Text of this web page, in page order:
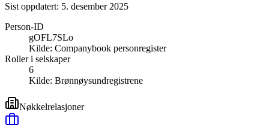
Sist oppdatert: 5. desember 2025
Person-ID
gOFL7SLo
Kilde: Companybook personregister
Roller i selskaper
6
Kilde: Brønnøysundregistrene
Nøkkelrelasjoner